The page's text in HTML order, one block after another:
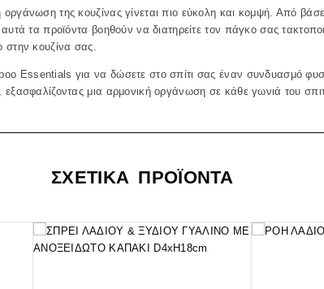
της κουζίνας γίνεται πιο εύκολη και κομψή. Από
αυτά τα προϊόντα βοηθούν να διατηρείτε τον πάγκο σας
στην κουζίνα σας.
Essentials για να δώσετε στο σπίτι σας έναν συνδυασμό
εξασφαλίζοντας μια αρμονική οργάνωση σε κάθε γωνιά του
ΣΧΕΤΙΚΑ ΠΡΟΪΟΝΤΑ